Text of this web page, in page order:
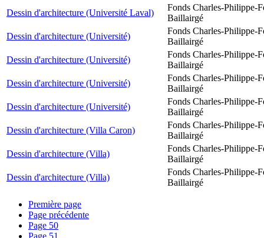
Dessin d'architecture (Université Laval)
Fonds Charles-Philippe-
Baillairgé
Dessin d'architecture (Université)
Fonds Charles-Philippe-
Baillairgé
Dessin d'architecture (Université)
Fonds Charles-Philippe-
Baillairgé
Dessin d'architecture (Université)
Fonds Charles-Philippe-
Baillairgé
Dessin d'architecture (Université)
Fonds Charles-Philippe-
Baillairgé
Dessin d'architecture (Villa Caron)
Fonds Charles-Philippe-
Baillairgé
Dessin d'architecture (Villa)
Fonds Charles-Philippe-
Baillairgé
Dessin d'architecture (Villa)
Fonds Charles-Philippe-
Baillairgé
Première page
Page précédente
Page 50
Page 51